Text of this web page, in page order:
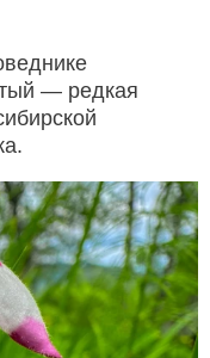
— редкая